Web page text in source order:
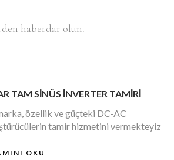
haberdar olun.
TAM SİNÜS İNVERTER TAMİRİ
özellik ve güçteki DC-AC
tamir hizmetini vermekteyiz
OKU